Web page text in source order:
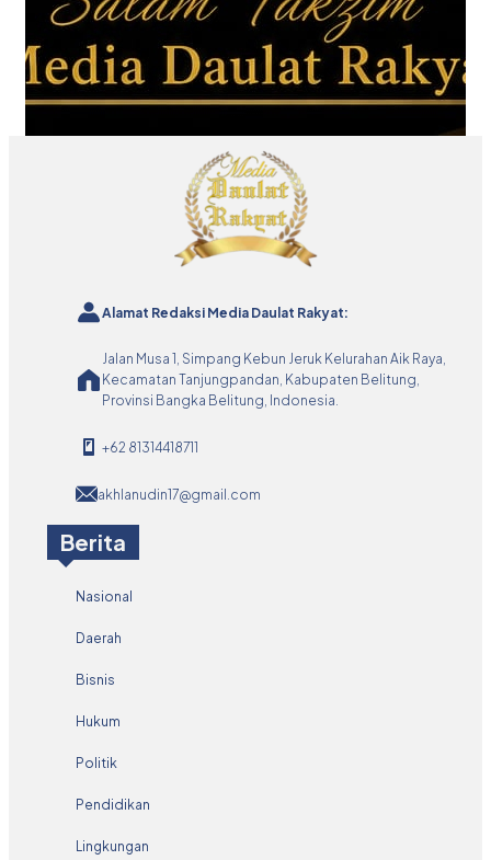
Alamat Redaksi Media Daulat Rakyat:
Jalan Musa 1, Simpang Kebun Jeruk Kelurahan Aik Raya,
Kecamatan Tanjungpandan, Kabupaten Belitung,
Provinsi Bangka Belitung, Indonesia.
+62 81314418711
akhlanudin17@gmail.com
Berita
Nasional
Daerah
Bisnis
Hukum
Politik
Pendidikan
Lingkungan